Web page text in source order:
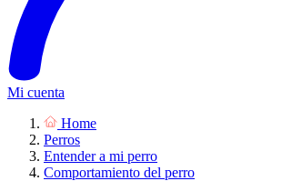
Mi cuenta
Home
Perros
Entender a mi perro
Comportamiento del perro